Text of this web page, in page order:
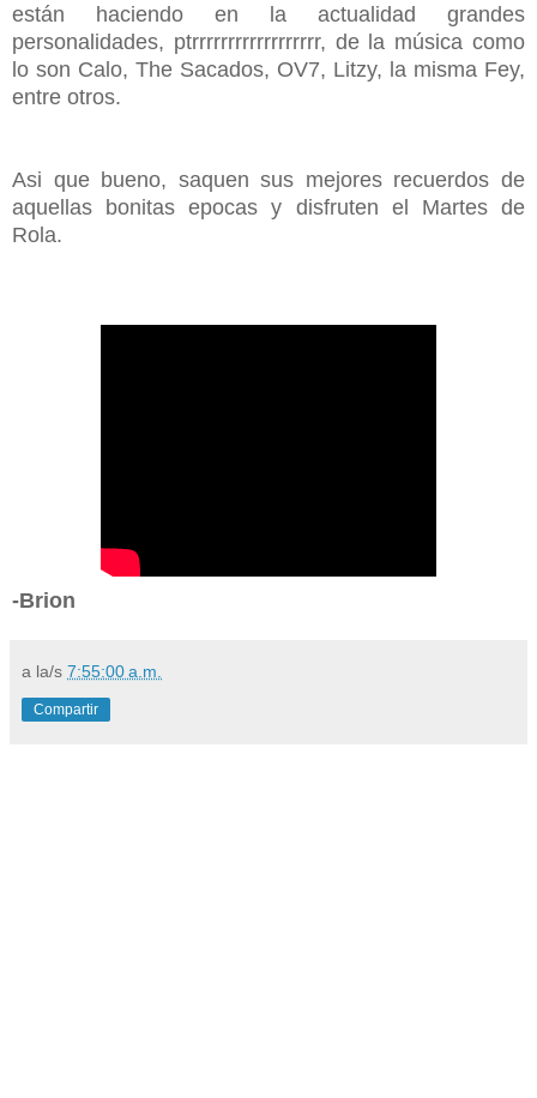
están haciendo en la actualidad grandes
personalidades, ptrrrrrrrrrrrrrrrrrr, de la música como
lo son Calo, The Sacados, OV7, Litzy, la misma Fey,
entre otros.
Asi que bueno, saquen sus mejores recuerdos de
aquellas bonitas epocas y disfruten el Martes de
Rola.
-Brion
a la/s 7:55:00 a.m.
Compartir